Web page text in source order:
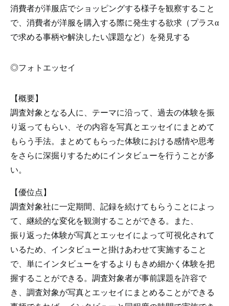
消費者が洋服店でショッピングする様子を観察すること
で、消費者が洋服を購入する際に発生する欲求（プラスα
で求める事柄や解決したい課題など）を発見する
◎フォトエッセイ
【概要】
調査対象となる人に、テーマに沿って、過去の体験を振
り返ってもらい、その内容を写真とエッセイにまとめて
もらう手法。まとめてもらった体験における感情や思考
をさらに深掘りするためにインタビューを行うことが多
い。
【優位点】
調査対象社に一定期間、記録を続けてもらうことによっ
て、継続的な変化を観測することができる。また、
振り返った体験が写真とエッセイによって可視化されて
いるため、インタビューと掛けあわせて実施すること
で、単にインタビューをするよりもきめ細かく体験を把
握することができる。調査対象者が事前課題を許容で
き、調査対象が写真とエッセイにまとめることができる